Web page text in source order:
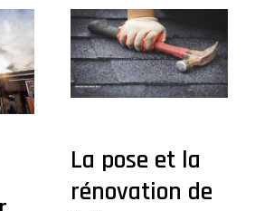
La pose et la
rénovation de